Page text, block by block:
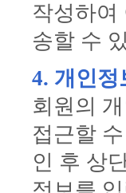
작성하여
송할 수
4. 개인정
회원의
접근할
인 후 상